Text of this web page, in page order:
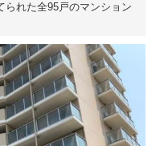
られた全95戸のマンション